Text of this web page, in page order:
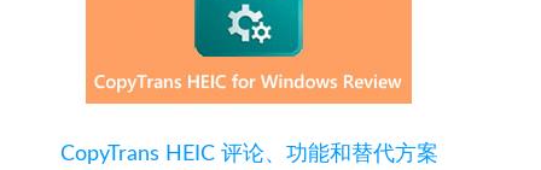
CopyTrans HEIC 评论、功能和替代方案